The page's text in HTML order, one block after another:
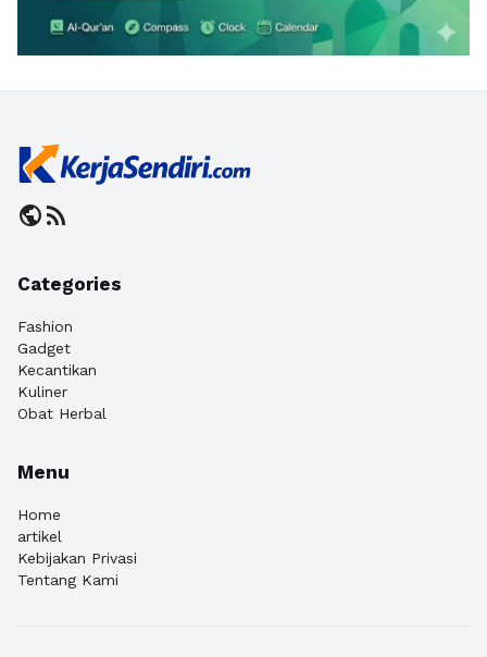
publicrss_feed
Categories
Fashion
Gadget
Kecantikan
Kuliner
Obat Herbal
Menu
Home
artikel
Kebijakan Privasi
Tentang Kami